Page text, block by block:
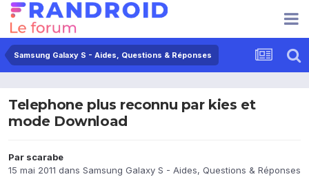
Samsung Galaxy S - Aides, Questions & Réponses
Telephone plus reconnu par kies et
mode Download
Par scarabe
15 mai 2011 dans Samsung Galaxy S - Aides, Questions & Réponses